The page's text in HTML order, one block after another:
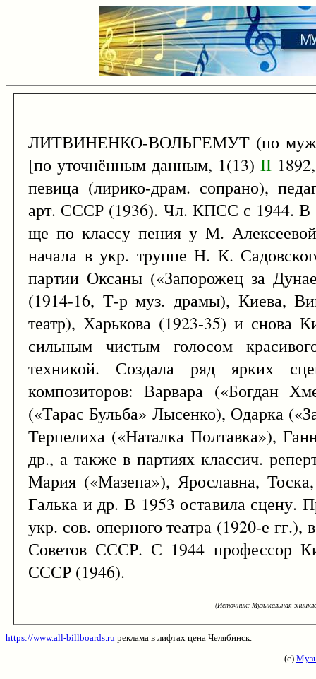
ЛИТВИНЕНКО-ВОЛЬГЕМУТ (по мужу
[по уточнённым данным, 1(13)II
певица (лирико-драм. сопрано),
арт. СССР (1936). Чл. КПСС с 1944. В
ще по классу пения у М.
начала в укр. труппе Н. К.
партии Оксаны («Запорожец за
(1914-16, Т-р муз. драмы), Киева,
театр), Харькова (1923-35) и снова
сильным чистым голосом
техникой. Создала ряд ярких
композиторов: Варвара («Богдан
(«Тарас Бульба» Лысенко), Одарка
Терпелиха («Наталка Полтавка»),
др., а также в партиях классич.
Мария («Мазепа»), Ярославна,
Галька и др. В 1953 оставила сцену.
укр. сов. оперного театра (1920-е гг.),
Советов СССР. С 1944 профессор
СССР (1946).
(Источник: Музыкальная
https://www.all-billboards.ru реклама в лифтах цена Челябинск.
(с)